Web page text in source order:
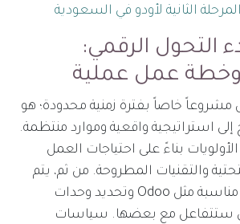
المرحلة الثانية لأودو في السعودية
التحول الرقمي:
وخطة عمل عملية
مشروعاً خاصاً بفترة زمنية محدودة؛ هو
استراتيجية واقعية وموارد منتظمة.
بناءً على احتياجات العمل
والتقنيات المطروحة. من ثم، يتم
اختيار منظومة ERP مناسبة مثل Odoo وتحديد وحدات
ستتفاعل مع بعضها. سياسات